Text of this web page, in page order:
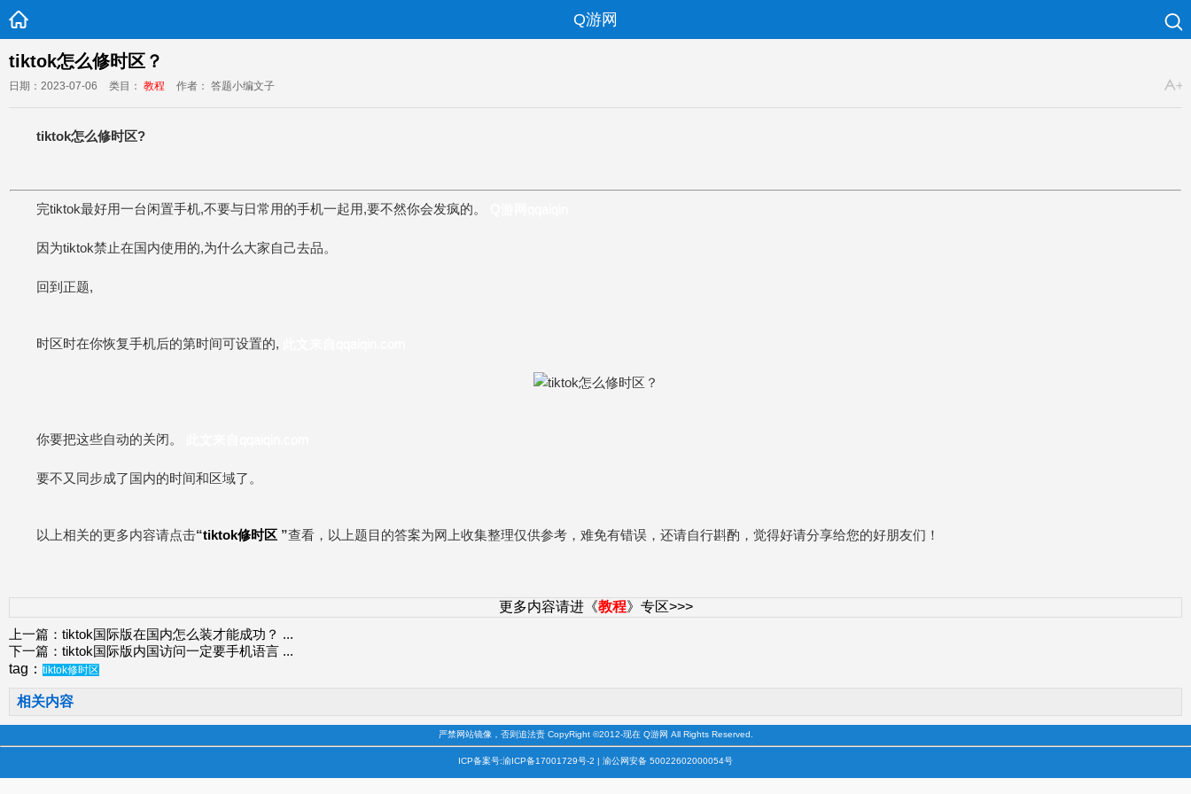
Q游网
tiktok怎么修时区？
日期：2023-07-06 类目： 教程 作者： 答题小编文子
tiktok怎么修时区?
完tiktok最好用一台闲置手机,不要与日常用的手机一起用,要不然你会发疯的。
因为tiktok禁止在国内使用的,为什么大家自己去品。
回到正题,
时区时在你恢复手机后的第时间可设置的,
你要把这些自动的关闭。
要不又同步成了国内的时间和区域了。
以上相关的更多内容请点击“tiktok修时区 ”查看，以上题目的答案为网上收集整理仅供参考，难免有错误，还请自行斟酌，觉得好请分享给您的好朋友们！
更多内容请进《教程》专区>>>
上一篇： tiktok国际版在国内怎么装才能成功？ ...
下一篇： tiktok国际版内国访问一定要手机语言 ...
tag： tiktok修时区
相关内容
严禁网站镜像，否则追法责 CopyRight ©2012-现在 Q游网 All Rights Reserved.
ICP备案号:渝ICP备17001729号-2 | 渝公网安备 50022602000054号